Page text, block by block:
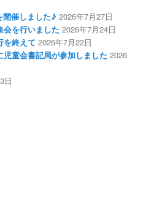
開催しました♪ 2026年7月27日
会を行いました 2026年7月24日
を終えて 2026年7月22日
童会書記局が参加しました 2026
日